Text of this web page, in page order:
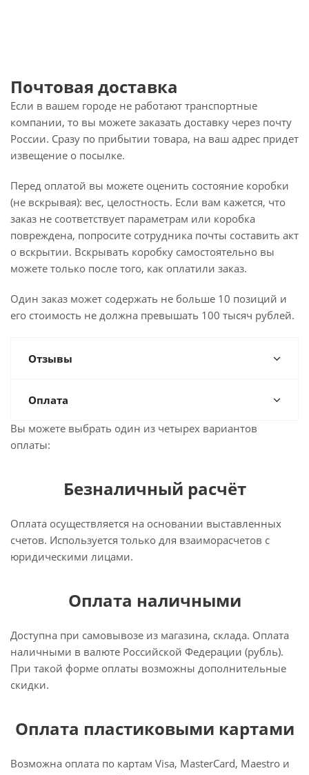
Почтовая доставка
Если в вашем городе не работают транспортные
компании, то вы можете заказать доставку через почту
России. Сразу по прибытии товара, на ваш адрес придет
извещение о посылке.
Перед оплатой вы можете оценить состояние коробки
(не вскрывая): вес, целостность. Если вам кажется, что
заказ не соответствует параметрам или коробка
повреждена, попросите сотрудника почты составить акт
о вскрытии. Вскрывать коробку самостоятельно вы
можете только после того, как оплатили заказ.
Один заказ может содержать не больше 10 позиций и
его стоимость не должна превышать 100 тысяч рублей.
Отзывы
Оплата
Вы можете выбрать один из четырех вариантов
оплаты:
Безналичный расчёт
Оплата осуществляется на основании выставленных
счетов. Используется только для взаиморасчетов с
юридическими лицами.
Оплата наличными
Доступна при самовывозе из магазина, склада. Оплата
наличными в валюте Российской Федерации (рубль).
При такой форме оплаты возможны дополнительные
скидки.
Оплата пластиковыми картами
Возможна оплата по картам Visa, MasterCard, Maestro и